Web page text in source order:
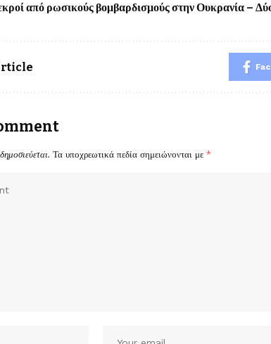
από ρωσικούς βομβαρδισμούς στην Ουκρανία –
Τα υποχρεωτικά πεδία σημειώνονται με *